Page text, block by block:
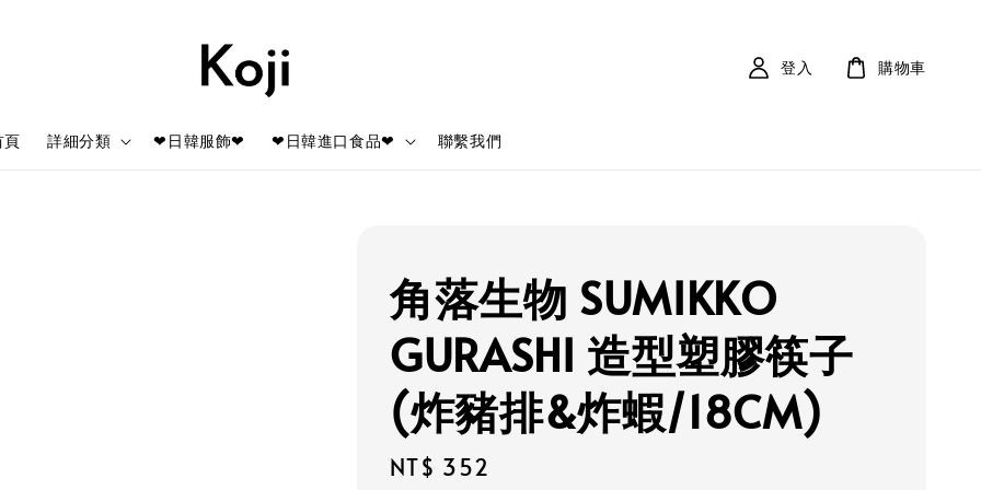
頁 詳細分類 ❤日韓服飾❤ ❤日韓進口食品❤ 聯繫我們
登入 購物車
角落生物 SUMIKKO
GURASHI 造型塑膠筷子
(炸豬排&炸蝦/18CM)
Regular
NT$ 352